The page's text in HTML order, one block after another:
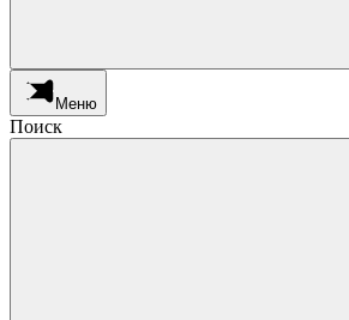
Меню
Поиск